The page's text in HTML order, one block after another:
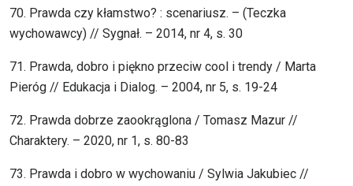
70. Prawda czy kłamstwo? : scenariusz. – (Teczka
wychowawcy) // Sygnał. – 2014, nr 4, s. 30
71. Prawda, dobro i piękno przeciw cool i trendy / Marta
Pieróg // Edukacja i Dialog. – 2004, nr 5, s. 19-24
72. Prawda dobrze zaookrąglona / Tomasz Mazur //
Charaktery. – 2020, nr 1, s. 80-83
73. Prawda i dobro w wychowaniu / Sylwia Jakubiec //